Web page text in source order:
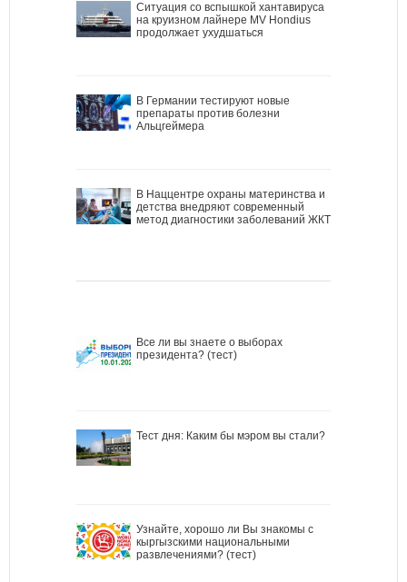
Ситуация со вспышкой хантавируса
на круизном лайнере MV Hondius
продолжает ухудшаться
В Германии тестируют новые
препараты против болезни
Альцгеймера
В Наццентре охраны материнства и
детства внедряют современный
метод диагностики заболеваний ЖКТ
Все ли вы знаете о выборах
президента? (тест)
Тест дня: Каким бы мэром вы стали?
Узнайте, хорошо ли Вы знакомы с
кыргызскими национальными
развлечениями? (тест)